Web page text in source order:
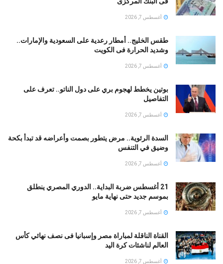
أغسطس 7, 2026
طقس الخليج.. أمطار رعدية على السعودية والإمارات..
وشديد الحرارة فى الكويت
أغسطس 7, 2026
بوتين يخطط لهجوم بري على دول الناتو.. تعرف على
التفاصيل
أغسطس 7, 2026
السدة الرئوية.. مرض يتطور بصمت وأعراضه قد تبدأ بكحة
وضيق في التنفس
أغسطس 7, 2026
21 أغسطس ضربة البداية.. الدوري المصري ينطلق
بموسم جديد حتى نهاية مايو
أغسطس 7, 2026
القناة الناقلة لمباراة مصر وإسبانيا فى نصف نهائي كأس
العالم لناشئات كرة اليد
أغسطس 7, 2026